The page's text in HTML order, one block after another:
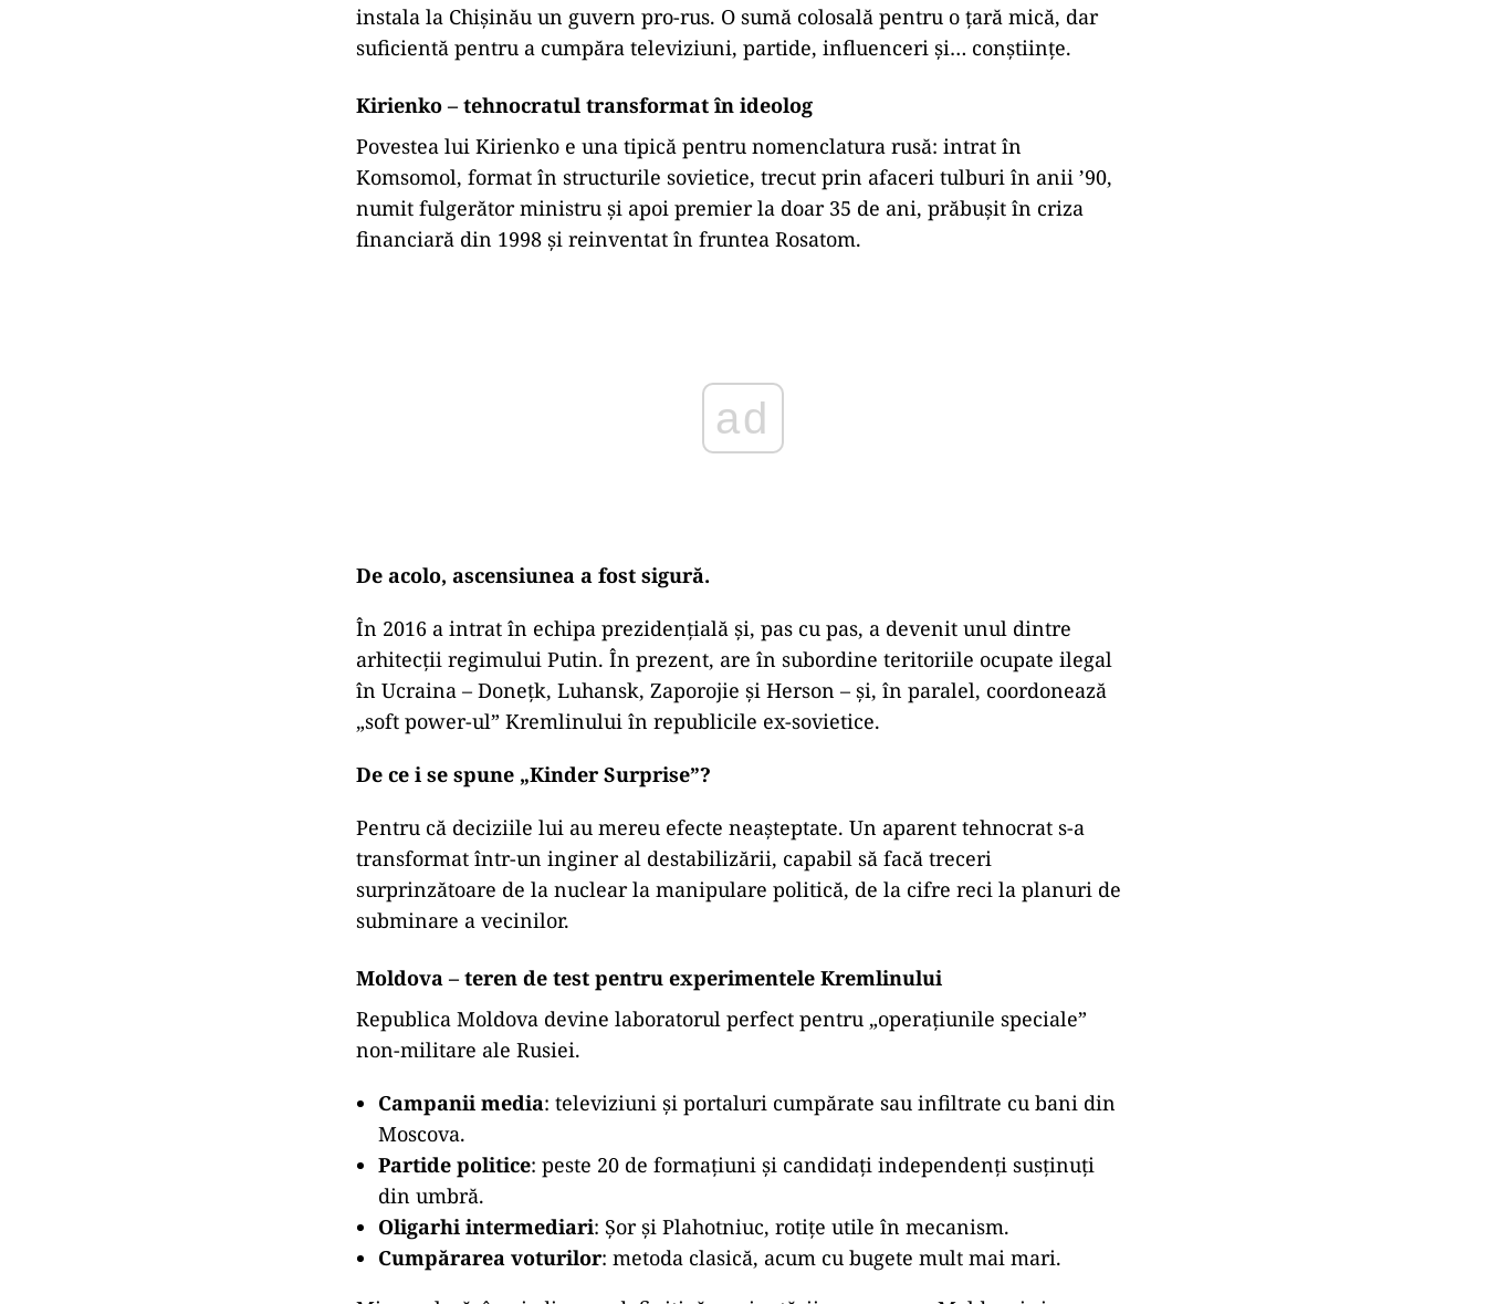
instala la Chișinău un guvern pro-rus. O sumă colosală pentru o țară mică, dar
suficientă pentru a cumpăra televiziuni, partide, influenceri și… conștiințe.
Kirienko – tehnocratul transformat în ideolog
Povestea lui Kirienko e una tipică pentru nomenclatura rusă: intrat în
Komsomol, format în structurile sovietice, trecut prin afaceri tulburi în anii ’90,
numit fulgerător ministru și apoi premier la doar 35 de ani, prăbușit în criza
financiară din 1998 și reinventat în fruntea Rosatom.
ad
De acolo, ascensiunea a fost sigură.
În 2016 a intrat în echipa prezidențială și, pas cu pas, a devenit unul dintre
arhitecții regimului Putin. În prezent, are în subordine teritoriile ocupate ilegal
în Ucraina – Donețk, Luhansk, Zaporojie și Herson – și, în paralel, coordonează
„soft power-ul” Kremlinului în republicile ex-sovietice.
De ce i se spune „Kinder Surprise”?
Pentru că deciziile lui au mereu efecte neașteptate. Un aparent tehnocrat s-a
transformat într-un inginer al destabilizării, capabil să facă treceri
surprinzătoare de la nuclear la manipulare politică, de la cifre reci la planuri de
subminare a vecinilor.
Moldova – teren de test pentru experimentele Kremlinului
Republica Moldova devine laboratorul perfect pentru „operațiunile speciale”
non-militare ale Rusiei.
Campanii media: televiziuni și portaluri cumpărate sau infiltrate cu bani din
Moscova.
Partide politice: peste 20 de formațiuni și candidați independenți susținuți
din umbră.
Oligarhi intermediari: Șor și Plahotniuc, rotițe utile în mecanism.
Cumpărarea voturilor: metoda clasică, acum cu bugete mult mai mari.